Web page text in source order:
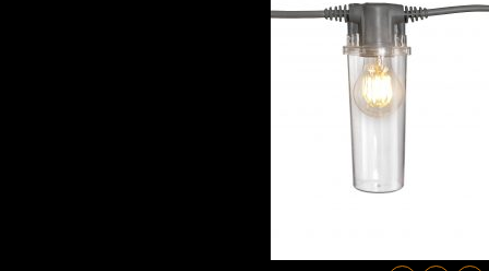
תאורת רחובות
בלוג
גלריות